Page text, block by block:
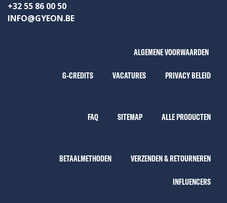
+32 55 86 00 50
INFO@GYEON.BE
ALGEMENE VOORWAARDEN
G-CREDITS VACATURES PRIVACY BELEID
FAQ SITEMAP ALLE PRODUCTEN
BETAALMETHODEN VERZENDEN & RETOURNEREN
INFLUENCERS